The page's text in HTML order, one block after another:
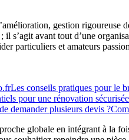
gestion
s’agit avant tout d’une
particuliers et amateurs
Les conseils pratiques pour le
pour une rénovation sécurisée
demander plusieurs devis ?
globale en intégrant à la